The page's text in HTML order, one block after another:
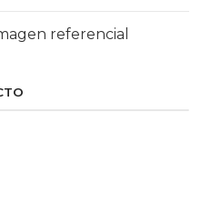
referencial